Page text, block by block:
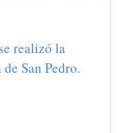
realizó la
San Pedro.